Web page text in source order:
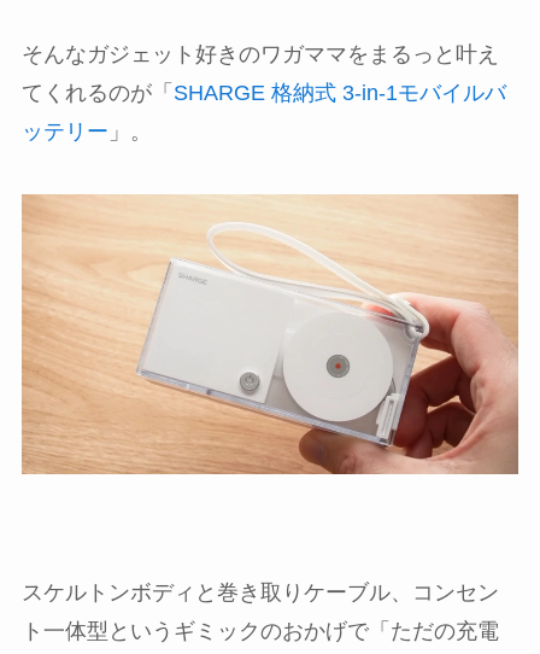
そんなガジェット好きのワガママをまるっと叶え
てくれるのが「 SHARGE 格納式 3-in-1モバイルバ
ッテリー 」。
スケルトンボディと巻き取りケーブル、コンセン
ト一体型というギミックのおかげで「ただの充電